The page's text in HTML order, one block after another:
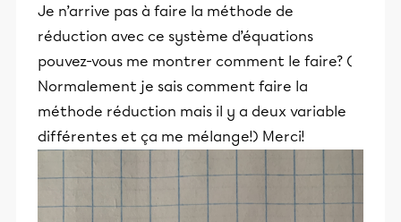
Je n’arrive pas à faire la méthode de
réduction avec ce système d’équations
pouvez-vous me montrer comment le faire? (
Normalement je sais comment faire la
méthode réduction mais il y a deux variable
différentes et ça me mélange!) Merci!